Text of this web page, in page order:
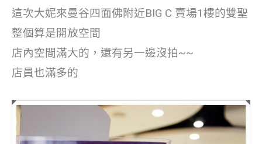
這次大妮來曼谷四面佛附近BIG C 賣場1樓的雙聖
整個算是開放空間
店內空間滿大的，還有另一邊沒拍~~
店員也滿多的